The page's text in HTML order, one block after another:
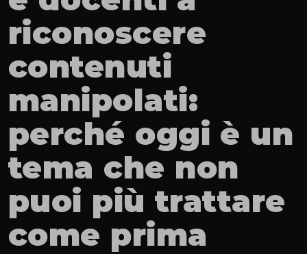
riconoscere
contenuti
manipolati:
perché oggi è un
tema che non
puoi più trattare
come prima